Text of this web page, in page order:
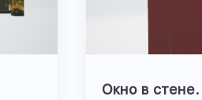
Окно в стене.